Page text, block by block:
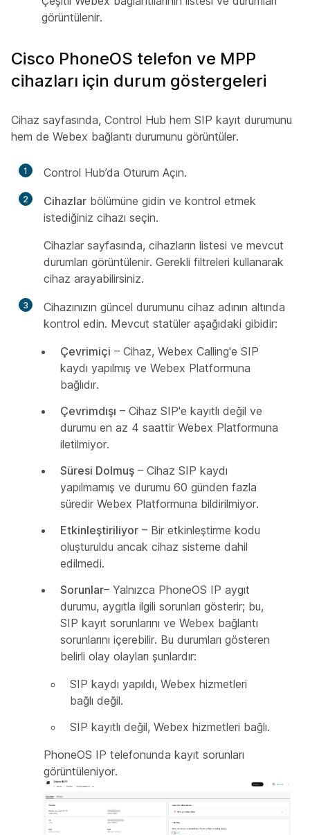
görüntülenir.
Cisco PhoneOS telefon ve MPP
cihazları için durum göstergeleri
Cihaz sayfasında, Control Hub hem SIP kayıt durumunu
hem de Webex bağlantı durumunu görüntüler.
1 Control Hub’da Oturum Açın.
2 Cihazlar bölümüne gidin ve kontrol etmek
istediğiniz cihazı seçin.
Cihazlar sayfasında, cihazların listesi ve mevcut
durumları görüntülenir. Gerekli filtreleri kullanarak
cihaz arayabilirsiniz.
3
Cihazınızın güncel durumunu cihaz adının altında
kontrol edin. Mevcut statüler aşağıdaki gibidir:
Çevrimiçi – Cihaz, Webex Calling'e SIP
kaydı yapılmış ve Webex Platformuna
bağlıdır.
Çevrimdışı – Cihaz SIP'e kayıtlı değil ve
durumu en az 4 saattir Webex Platformuna
iletilmiyor.
Süresi Dolmuş – Cihaz SIP kaydı
yapılmamış ve durumu 60 günden fazla
süredir Webex Platformuna bildirilmiyor.
Etkinleştiriliyor – Bir etkinleştirme kodu
oluşturuldu ancak cihaz sisteme dahil
edilmedi.
Sorunlar– Yalnızca PhoneOS IP aygıt
durumu, aygıtla ilgili sorunları gösterir; bu,
SIP kayıt sorunlarını ve Webex bağlantı
sorunlarını içerebilir. Bu durumları gösteren
belirli olay olayları şunlardır:
SIP kaydı yapıldı, Webex hizmetleri
bağlı değil.
SIP kayıtlı değil, Webex hizmetleri bağlı.
PhoneOS IP telefonunda kayıt sorunları
görüntüleniyor.